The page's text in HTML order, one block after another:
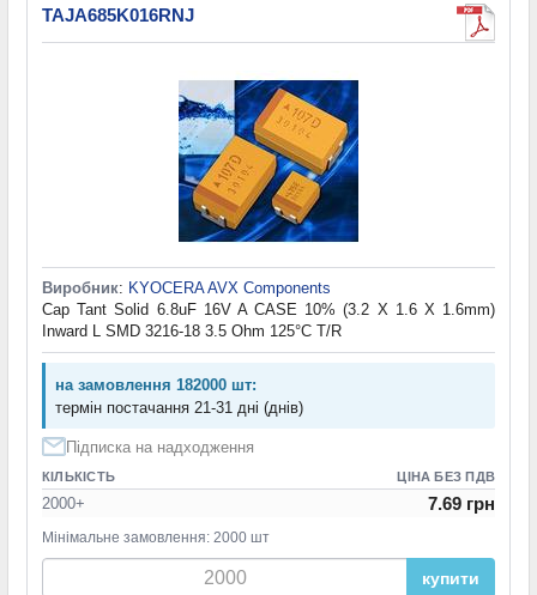
TAJA685K016RNJ
Виробник: KYOCERA AVX Components
Cap Tant Solid 6.8uF 16V A CASE 10% (3.2 X 1.6 X 1.6mm)
Inward L SMD 3216-18 3.5 Ohm 125°C T/R
на замовлення 182000 шт:
термін постачання 21-31 дні (днів)
Підписка на надходження
КІЛЬКІСТЬ ЦІНА БЕЗ ПДВ
2000+ 7.69 грн
Мінімальне замовлення: 2000 шт
купити